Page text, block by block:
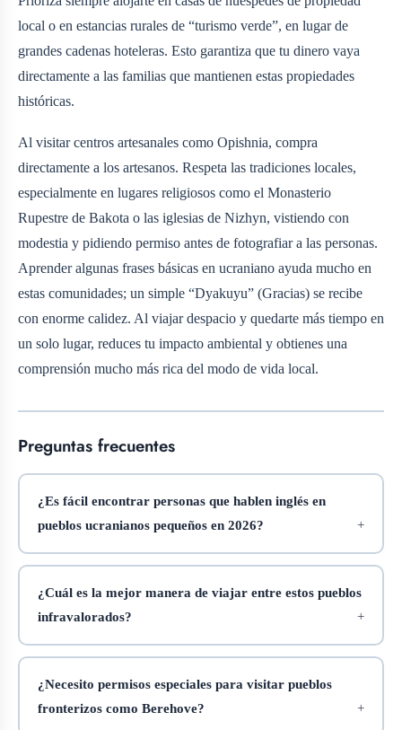
local o en estancias rurales de “turismo verde”, en lugar de
grandes cadenas hoteleras. Esto garantiza que tu dinero vaya
directamente a las familias que mantienen estas propiedades
históricas.
Al visitar centros artesanales como Opishnia, compra
directamente a los artesanos. Respeta las tradiciones locales,
especialmente en lugares religiosos como el Monasterio
Rupestre de Bakota o las iglesias de Nizhyn, vistiendo con
modestia y pidiendo permiso antes de fotografiar a las personas.
Aprender algunas frases básicas en ucraniano ayuda mucho en
estas comunidades; un simple “Dyakuyu” (Gracias) se recibe
con enorme calidez. Al viajar despacio y quedarte más tiempo en
un solo lugar, reduces tu impacto ambiental y obtienes una
comprensión mucho más rica del modo de vida local.
Preguntas frecuentes
¿Es fácil encontrar personas que hablen inglés en
pueblos ucranianos pequeños en 2026?
¿Cuál es la mejor manera de viajar entre estos pueblos
infravalorados?
¿Necesito permisos especiales para visitar pueblos
fronterizos como Berehove?